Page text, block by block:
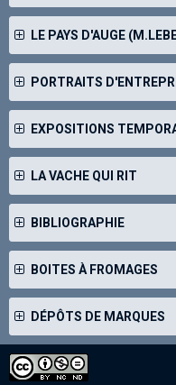
LE PAYS D'AUGE
PORTRAITS
EXPOSITIONS
LA VACHE QUI RIT
BIBLIOGRAPHIE
BOITES À FROMAGES
DÉPÔTS DE MARQUES